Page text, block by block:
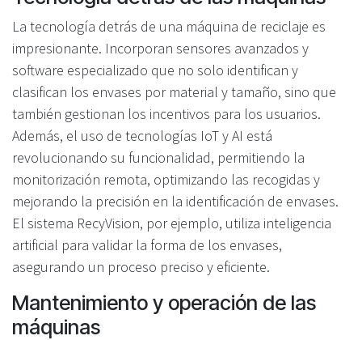
La tecnología detrás de una máquina de reciclaje es
impresionante. Incorporan sensores avanzados y
software especializado que no solo identifican y
clasifican los envases por material y tamaño, sino que
también gestionan los incentivos para los usuarios.
Además, el uso de tecnologías IoT y AI está
revolucionando su funcionalidad, permitiendo la
monitorización remota, optimizando las recogidas y
mejorando la precisión en la identificación de envases.
El sistema RecyVision, por ejemplo, utiliza inteligencia
artificial para validar la forma de los envases,
asegurando un proceso preciso y eficiente.
Mantenimiento y operación de las
máquinas